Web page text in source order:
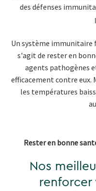
des défenses
Un système
s'agit de rester en
agents pathogènes
efficacement contre eux.
les températures
Rester en bonne
Nos
renforcer